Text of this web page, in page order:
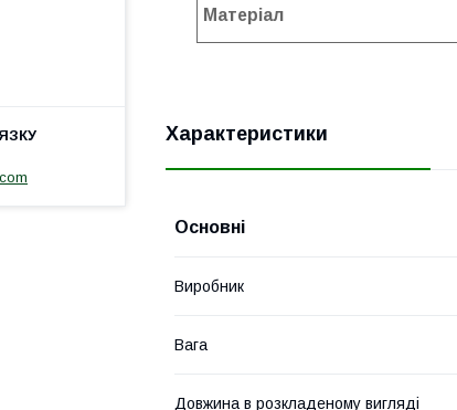
Матеріал
Характеристики
Основні
Виробник
Вага
Довжина в розкладеному вигляді